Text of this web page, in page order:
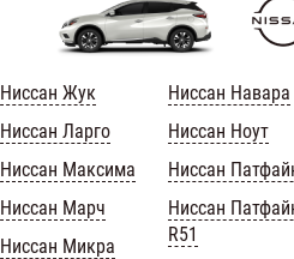
Ниссан Жук
Ниссан Ларго
Ниссан Максима
Ниссан Марч
Ниссан Микра
Ниссан Навара
Ниссан Ноут
Ниссан
Ниссан
R51